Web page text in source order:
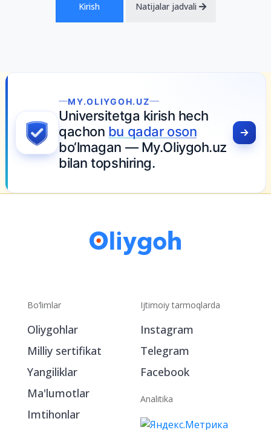
Kirish Natijalar jadvali
MY.OLIYGOH.UZ
Universitetga kirish hech
qachon bu qadar oson
bo‘lmagan — My.Oliygoh.uz
bilan topshiring.
Bo‘limlar
Oliygohlar
Milliy sertifikat
Yangiliklar
Ma'lumotlar
Imtihonlar
Ijtimoiy tarmoqlarda
Instagram
Telegram
Facebook
Analitika